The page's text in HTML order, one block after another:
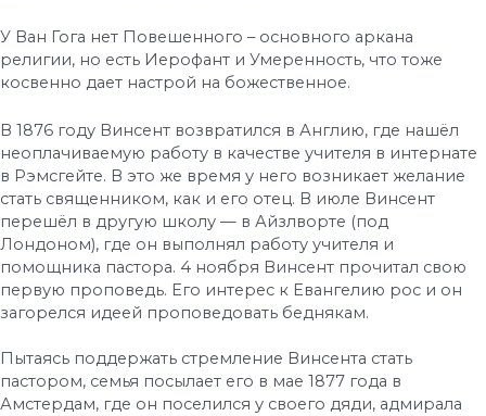
У Ван Гога нет Повешенного – основного аркана
религии, но есть Иерофант и Умеренность, что тоже
косвенно дает настрой на божественное.
В 1876 году Винсент возвратился в Англию, где нашёл
неоплачиваемую работу в качестве учителя в интернате
в Рэмсгейте. В это же время у него возникает желание
стать священником, как и его отец. В июле Винсент
перешёл в другую школу — в Айзлворте (под
Лондоном), где он выполнял работу учителя и
помощника пастора. 4 ноября Винсент прочитал свою
первую проповедь. Его интерес к Евангелию рос и он
загорелся идеей проповедовать беднякам.
Пытаясь поддержать стремление Винсента стать
пастором, семья посылает его в мае 1877 года в
Амстердам, где он поселился у своего дяди, адмирала